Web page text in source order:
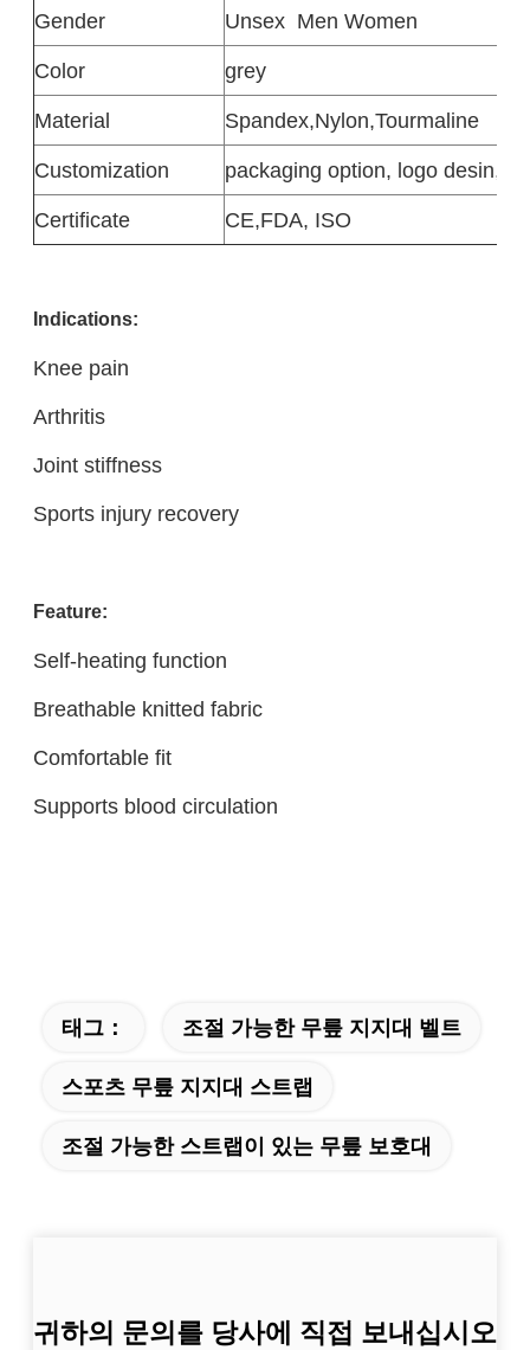
Gender
Unsex Men Women
Color
grey
Material
Spandex,Nylon,Tourmaline
Customization
packaging option, logo
Certificate
CE,FDA, ISO
Indications:
Knee pain
Arthritis
Joint stiffness
Sports injury recovery
Feature:
Self-heating function
Breathable knitted fabric
Comfortable fit
Supports blood circulation
태그： 조절 가능한 무릎 지지대 벨트
스포츠 무릎 지지대 스트랩
조절 가능한 스트랩이 있는 무릎 보호대
귀하의 문의를 당사에 직접 보내십시오